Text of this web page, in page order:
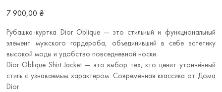
Ціна
7 900,00 ₴
Рубашка-куртка Dior Oblique — это стильный и функциональный
элемент мужского гардероба, объединивший в себе эстетику
высокой моды и удобство повседневной носки.
Dior Oblique Shirt Jacket — это выбор тех, кто ценит утончённый
стиль с узнаваемым характером. Современная классика от Дома
Dior.